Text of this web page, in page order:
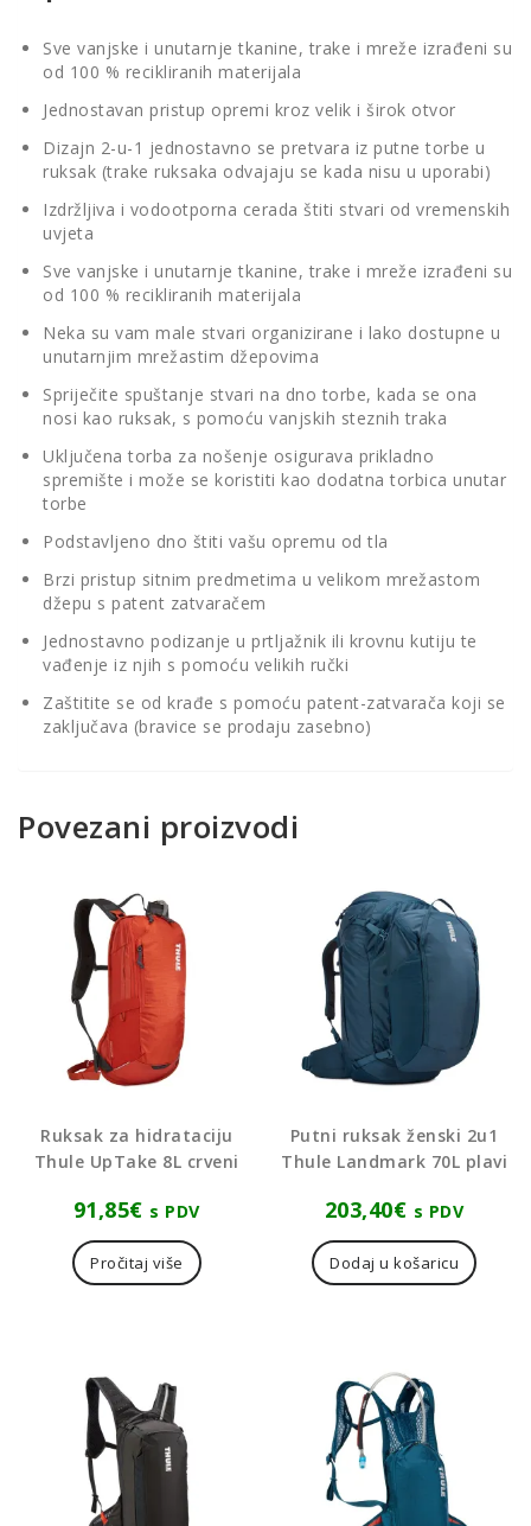
Sve vanjske i unutarnje tkanine, trake i mreže izrađeni su
od 100 % recikliranih materijala
Jednostavan pristup opremi kroz velik i širok otvor
Dizajn 2-u-1 jednostavno se pretvara iz putne torbe u
ruksak (trake ruksaka odvajaju se kada nisu u uporabi)
Izdržljiva i vodootporna cerada štiti stvari od vremenskih
uvjeta
Sve vanjske i unutarnje tkanine, trake i mreže izrađeni su
od 100 % recikliranih materijala
Neka su vam male stvari organizirane i lako dostupne u
unutarnjim mrežastim džepovima
Spriječite spuštanje stvari na dno torbe, kada se ona
nosi kao ruksak, s pomoću vanjskih steznih traka
Uključena torba za nošenje osigurava prikladno
spremište i može se koristiti kao dodatna torbica unutar
torbe
Podstavljeno dno štiti vašu opremu od tla
Brzi pristup sitnim predmetima u velikom mrežastom
džepu s patent zatvaračem
Jednostavno podizanje u prtljažnik ili krovnu kutiju te
vađenje iz njih s pomoću velikih ručki
Zaštitite se od krađe s pomoću patent-zatvarača koji se
zaključava (bravice se prodaju zasebno)
Povezani proizvodi
Ruksak za hidrataciju
Thule UpTake 8L crveni
91,85€ s PDV
Pročitaj više
Putni ruksak ženski 2u1
Thule Landmark 70L plavi
203,40€ s PDV
Dodaj u košaricu